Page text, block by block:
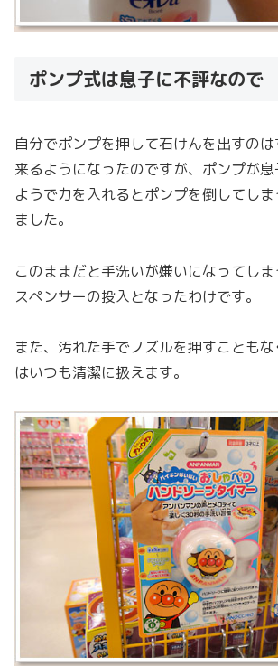
ポンプ式は息子に不評なので
自分でポンプを押して石けんを出すの
来るようになったのですが、ポンプが
ようで力を入れるとポンプを倒してし
ました。
このままだと手洗いが嫌いになってし
スペンサーの投入となったわけです。
また、汚れた手でノズルを押すことも
はいつも清潔に扱えます。